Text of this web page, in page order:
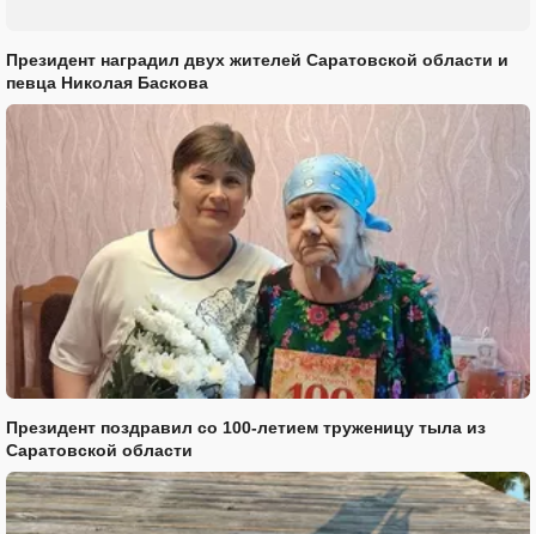
Президент наградил двух жителей Саратовской области и
певца Николая Баскова
Президент поздравил со 100-летием труженицу тыла из
Саратовской области